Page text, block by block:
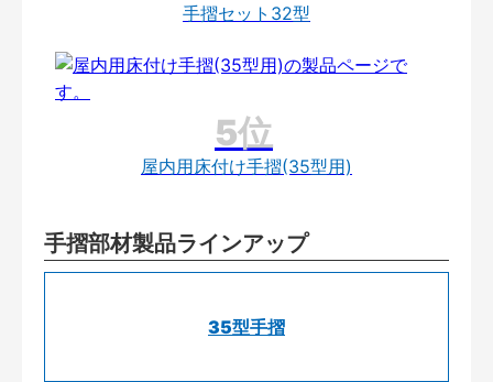
手摺セット32型
屋内用床付け手摺(35型用)
手摺部材製品ラインアップ
35型手摺